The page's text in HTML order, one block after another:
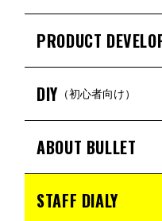
PRODUCT
DIY （初心者向け）
ABOUT BULLET
STAFF DIALY